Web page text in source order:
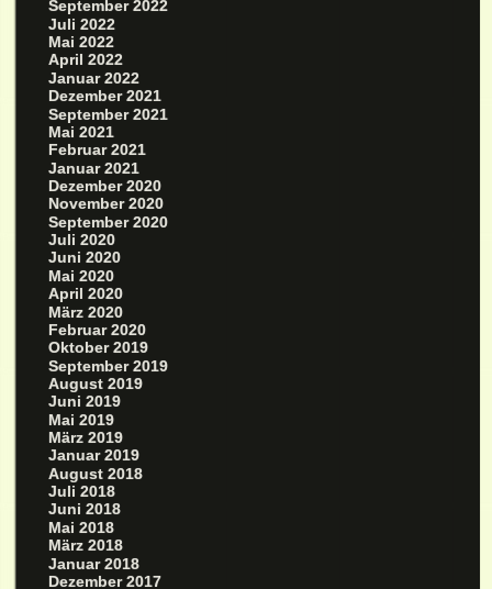
September 2022
Juli 2022
Mai 2022
April 2022
Januar 2022
Dezember 2021
September 2021
Mai 2021
Februar 2021
Januar 2021
Dezember 2020
November 2020
September 2020
Juli 2020
Juni 2020
Mai 2020
April 2020
März 2020
Februar 2020
Oktober 2019
September 2019
August 2019
Juni 2019
Mai 2019
März 2019
Januar 2019
August 2018
Juli 2018
Juni 2018
Mai 2018
März 2018
Januar 2018
Dezember 2017